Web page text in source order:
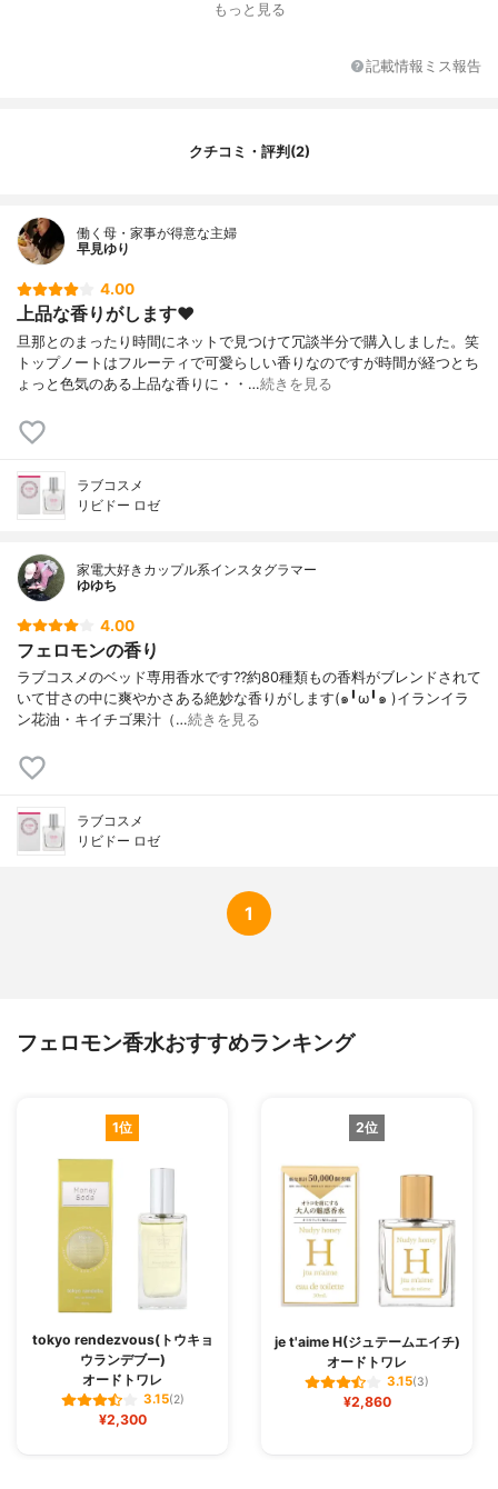
もっと見る
記載情報ミス報告
クチコミ・評判(2)
働く母・家事が得意な主婦
早見ゆり
4.00
上品な香りがします❤️
旦那とのまったり時間にネットで見つけて冗談半分で購入しました。笑
トップノートはフルーティで可愛らしい香りなのですが時間が経つとち
ょっと色気のある上品な香りに・・…続きを見る
ラブコスメ
リビドー ロゼ
家電大好きカップル系インスタグラマー
ゆゆち
4.00
フェロモンの香り
ラブコスメのベッド専用香水です??約80種類もの香料がブレンドされて
いて甘さの中に爽やかさある絶妙な香りがします(๑╹ω╹๑ )イランイラ
ン花油・キイチゴ果汁（…続きを見る
ラブコスメ
リビドー ロゼ
1
フェロモン香水おすすめランキング
1位
tokyo rendezvous(トウキョ
ウランデブー)
オードトワレ
3.15(2)
¥2,300
2位
je t'aime H(ジュテームエイチ)
オードトワレ
3.15(3)
¥2,860